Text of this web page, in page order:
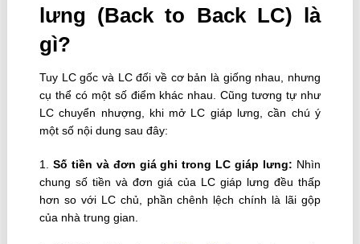
lưng (Back to Back LC) là
gì?
Tuy LC gốc và LC đối về cơ bản là giống nhau, nhưng
cụ thể có một số điểm khác nhau. Cũng tương tự như
LC chuyển nhượng, khi mở LC giáp lưng, cần chú ý
một số nội dung sau đây:
1. Số tiền và đơn giá ghi trong LC giáp lưng: Nhìn
chung số tiền và đơn giá của LC giáp lưng đều thấp
hơn so với LC chủ, phần chênh lệch chính là lãi gộp
của nhà trung gian.